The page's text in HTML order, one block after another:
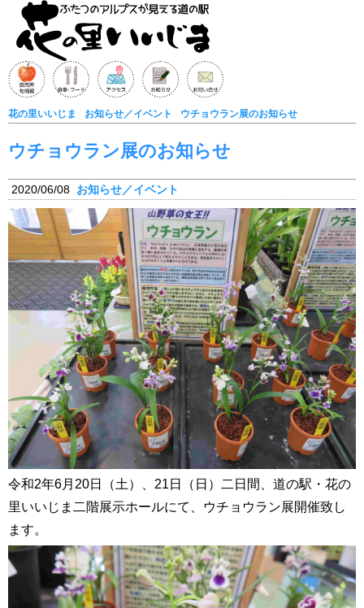
花の里いいじま お知らせ／イベント ウチョウラン展のお知らせ
ウチョウラン展のお知らせ
2020/06/08 お知らせ／イベント
令和2年6月20日（土）、21日（日）二日間、道の駅・花の
里いいじま二階展示ホールにて、ウチョウラン展開催致し
ます。